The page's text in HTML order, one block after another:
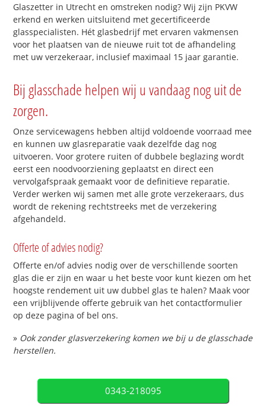
Glaszetter in Utrecht en omstreken nodig? Wij zijn PKVW
erkend en werken uitsluitend met gecertificeerde
glasspecialisten. Hét glasbedrijf met ervaren vakmensen
voor het plaatsen van de nieuwe ruit tot de afhandeling
met uw verzekeraar, inclusief maximaal 15 jaar garantie.
Bij glasschade helpen wij u vandaag nog uit de
zorgen.
Onze servicewagens hebben altijd voldoende voorraad mee
en kunnen uw glasreparatie vaak dezelfde dag nog
uitvoeren. Voor grotere ruiten of dubbele beglazing wordt
eerst een noodvoorziening geplaatst en direct een
vervolgafspraak gemaakt voor de definitieve reparatie.
Verder werken wij samen met alle grote verzekeraars, dus
wordt de rekening rechtstreeks met de verzekering
afgehandeld.
Offerte of advies nodig?
Offerte en/of advies nodig over de verschillende soorten
glas die er zijn en waar u het beste voor kunt kiezen om het
hoogste rendement uit uw dubbel glas te halen? Maak voor
een vrijblijvende offerte gebruik van het contactformulier
op deze pagina of bel ons.
» Ook zonder glasverzekering komen we bij u de glasschade
herstellen.
0343-218095